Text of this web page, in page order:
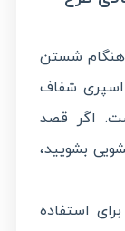
هنگام شستن
شفاف
اگر قصد
بشویید،
استفاده